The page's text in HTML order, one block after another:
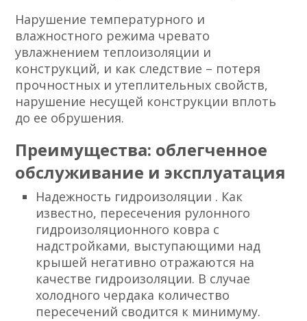
Нарушение температурного и
влажностного режима чревато
увлажнением теплоизоляции и
конструкций, и как следствие – потеря
прочностных и утеплительных свойств,
нарушение несущей конструкции вплоть
до ее обрушения.
Преимущества: облегченное
обслуживание и эксплуатация
Надежность гидроизоляции . Как
известно, пересечения рулонного
гидроизоляционного ковра с
надстройками, выступающими над
крышей негативно отражаются на
качестве гидроизоляции. В случае
холодного чердака количество
пересечений сводится к минимуму.